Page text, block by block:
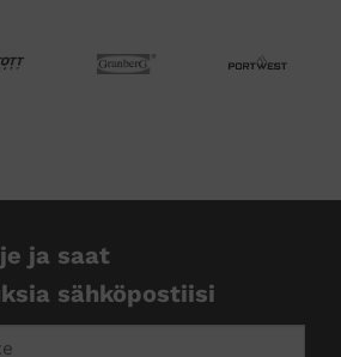
ja saat
sähköpostiisi